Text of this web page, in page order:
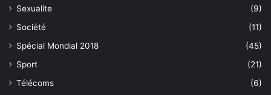
Sexualite
(9)
Société
(11)
Spécial Mondial 2018
(45)
Sport
(21)
Télécoms
(6)